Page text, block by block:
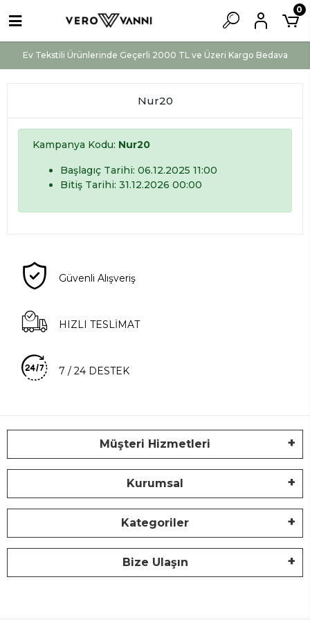
Ev Tekstili Ürünlerinde Geçerli 2000 TL ve Üzeri Kargo Bedava
0
Nur20
Kampanya Kodu: Nur20
Başlagıç Tarihi: 06.12.2025 11:00
Bitiş Tarihi: 31.12.2026 00:00
Güvenli Alışveriş
HIZLI TESLİMAT
7 / 24 DESTEK
Müşteri Hizmetleri
Kurumsal
Kategoriler
Bize Ulaşın